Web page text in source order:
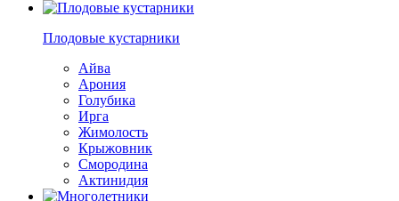
Плодовые кустарники
Айва
Арония
Голубика
Ирга
Жимолость
Крыжовник
Смородина
Актинидия